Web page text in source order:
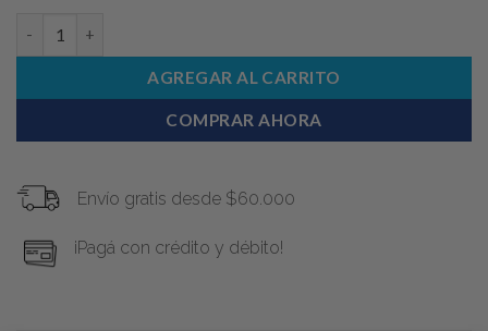
$82.997.
$62.247.
AGREGAR AL CARRITO
COMPRAR AHORA
Envío gratis desde $60.000
¡Pagá con crédito y débito!